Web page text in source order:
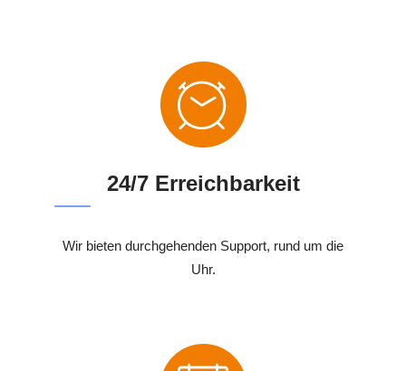
24/7 Erreichbarkeit
Wir bieten durchgehenden Support, rund um die
Uhr.